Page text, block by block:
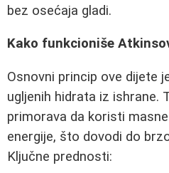
bez osećaja gladi.
Kako funkcioniše
Osnovni princip ove dijete
ugljenih hidrata iz ishrane.
primorava da koristi
energije, što dovodi do
Ključne prednosti: